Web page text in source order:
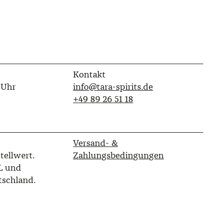
Kontakt
info@tara-spirits.de
‭+49 89 26 51 18‬
und
Versand- &
Zahlungsbedingungen